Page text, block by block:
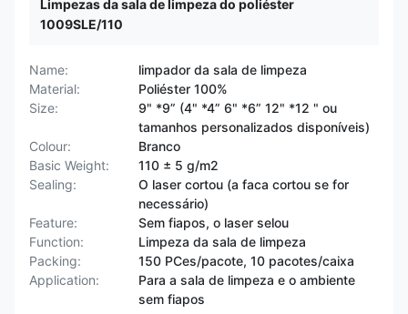
Limpezas da sala de limpeza do poliéster
1009SLE/110
Name:
limpador da sala de limpeza
Material:
Poliéster 100%
Size:
9" *9” (4" *4” 6" *6” 12" *12 " ou
tamanhos personalizados disponíveis)
Colour:
Branco
Basic Weight:
110 ± 5 g/m2
Sealing:
O laser cortou (a faca cortou se for
necessário)
Feature:
Sem fiapos, o laser selou
Function:
Limpeza da sala de limpeza
Packing:
150 PCes/pacote, 10 pacotes/caixa
Application:
Para a sala de limpeza e o ambiente
sem fiapos